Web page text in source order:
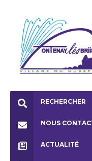
RECHERCHER
NOUS
ACTUALITÉ